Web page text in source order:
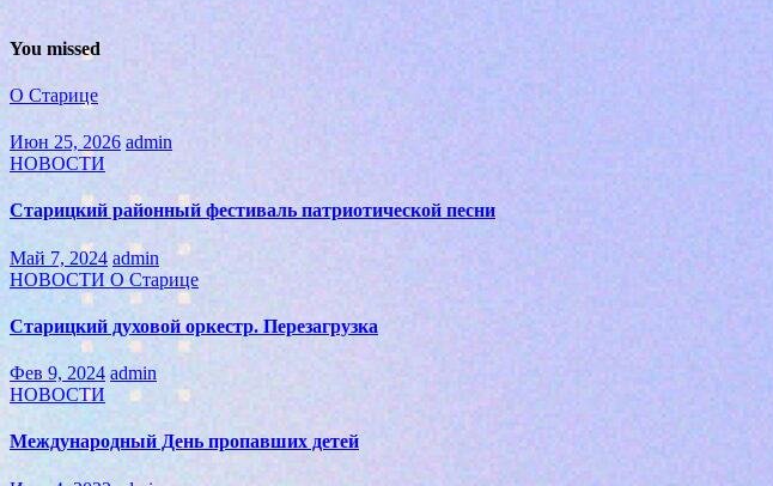
You missed
О Старице
Июн 25, 2026 admin
НОВОСТИ
Старицкий районный фестиваль патриотической песни
Май 7, 2024 admin
НОВОСТИ О Старице
Старицкий духовой оркестр. Перезагрузка
Фев 9, 2024 admin
НОВОСТИ
Международный День пропавших детей